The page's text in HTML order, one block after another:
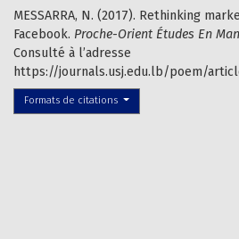
MESSARRA, N. (2017). Rethinking
Facebook. Proche-Orient Études En
Consulté à l’adresse
https://journals.usj.edu.lb/poem/
Formats de citations